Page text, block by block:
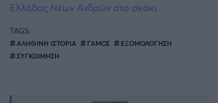
Ελλάδας Νέων Ανδρών στο σκάκι
TAGS:
ΑΛΗΘΙΝΗ ΙΣΤΟΡΙΑ ΓΑΜΟΣ
ΕΞΟΜΟΛΟΓΗΣΗ
ΣΥΓΚΟΙΜΗΣΗ